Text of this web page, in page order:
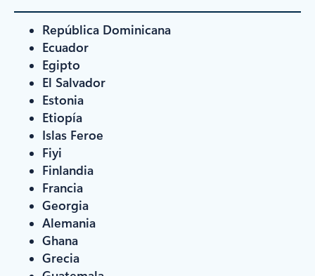
República Dominicana
Ecuador
Egipto
El Salvador
Estonia
Etiopía
Islas Feroe
Fiyi
Finlandia
Francia
Georgia
Alemania
Ghana
Grecia